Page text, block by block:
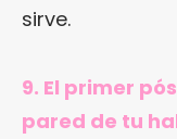
sirve.
9. El primer
pared de tu